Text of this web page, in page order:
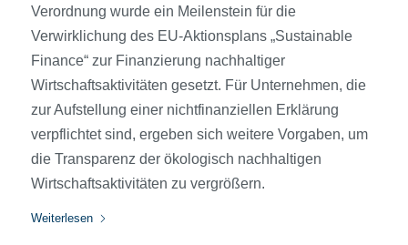
Verordnung wurde ein Meilenstein für die
Verwirklichung des EU-Aktionsplans „Sustainable
Finance“ zur Finanzierung nachhaltiger
Wirtschaftsaktivitäten gesetzt. Für Unternehmen, die
zur Aufstellung einer nichtfinanziellen Erklärung
verpflichtet sind, ergeben sich weitere Vorgaben, um
die Transparenz der ökologisch nachhaltigen
Wirtschaftsaktivitäten zu vergrößern.
Weiterlesen